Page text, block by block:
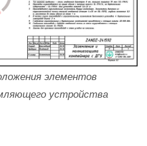
элементов
устройства